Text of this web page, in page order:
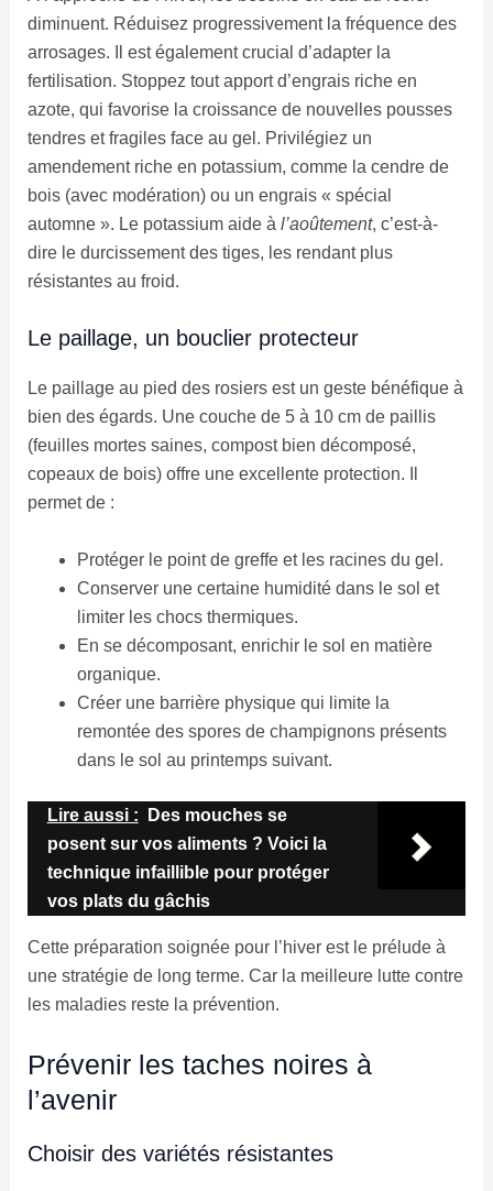
diminuent. Réduisez progressivement la fréquence des
arrosages. Il est également crucial d’adapter la
fertilisation. Stoppez tout apport d’engrais riche en
azote, qui favorise la croissance de nouvelles pousses
tendres et fragiles face au gel. Privilégiez un
amendement riche en potassium, comme la cendre de
bois (avec modération) ou un engrais « spécial
automne ». Le potassium aide à l’aoûtement, c’est-à-
dire le durcissement des tiges, les rendant plus
résistantes au froid.
Le paillage, un bouclier protecteur
Le paillage au pied des rosiers est un geste bénéfique à
bien des égards. Une couche de 5 à 10 cm de paillis
(feuilles mortes saines, compost bien décomposé,
copeaux de bois) offre une excellente protection. Il
permet de :
Protéger le point de greffe et les racines du gel.
Conserver une certaine humidité dans le sol et
limiter les chocs thermiques.
En se décomposant, enrichir le sol en matière
organique.
Créer une barrière physique qui limite la
remontée des spores de champignons présents
dans le sol au printemps suivant.
Lire aussi :
Des mouches se
posent sur vos aliments ? Voici la
technique infaillible pour protéger
vos plats du gâchis
Cette préparation soignée pour l’hiver est le prélude à
une stratégie de long terme. Car la meilleure lutte contre
les maladies reste la prévention.
Prévenir les taches noires à
l’avenir
Choisir des variétés résistantes